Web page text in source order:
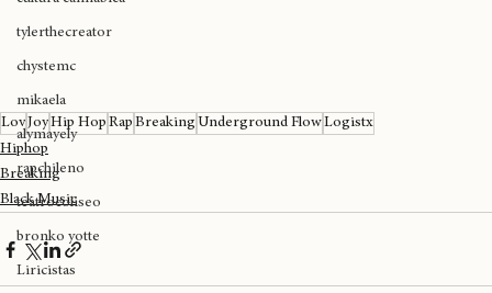
cultura cannábica
tylerthecreator
chystemc
mikaela
alymayely
rapchileno
teatrocoliseo
bronko yotte
LovJoy
Hiphop
Breaking